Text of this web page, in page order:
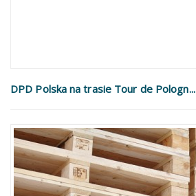
DPD Polska na trasie Tour de Pologn...